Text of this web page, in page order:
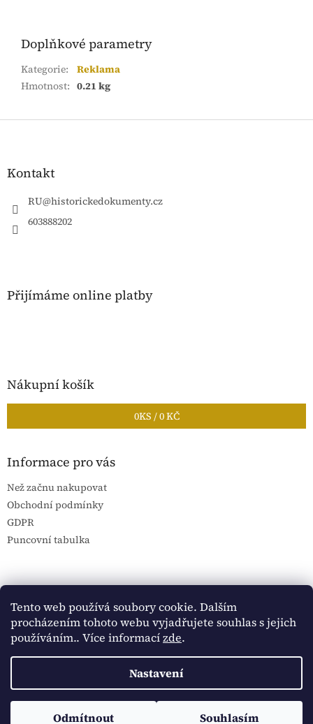
Tento web používá soubory cookie. Dalším
procházením tohoto webu vyjadřujete souhlas s jejich
používáním.. Více informacízde.
Nastavení
Odmítnout Souhlasím
Sledujte Historické dokumenty na Facebooku:
Doplňkové parametry
Kategorie:
Reklama
Hmotnost: 0.21 kg
Z
Kontakt
RU@historickedokumenty.cz
603888202
Přijímáme online platby
Nákupní košík
0KS /0 KČ
Informace pro vás
Než začnu nakupovat
Obchodní podmínky
GDPR
Puncovní tabulka
Copyright 2026Historické dokumenty. Všechna práva